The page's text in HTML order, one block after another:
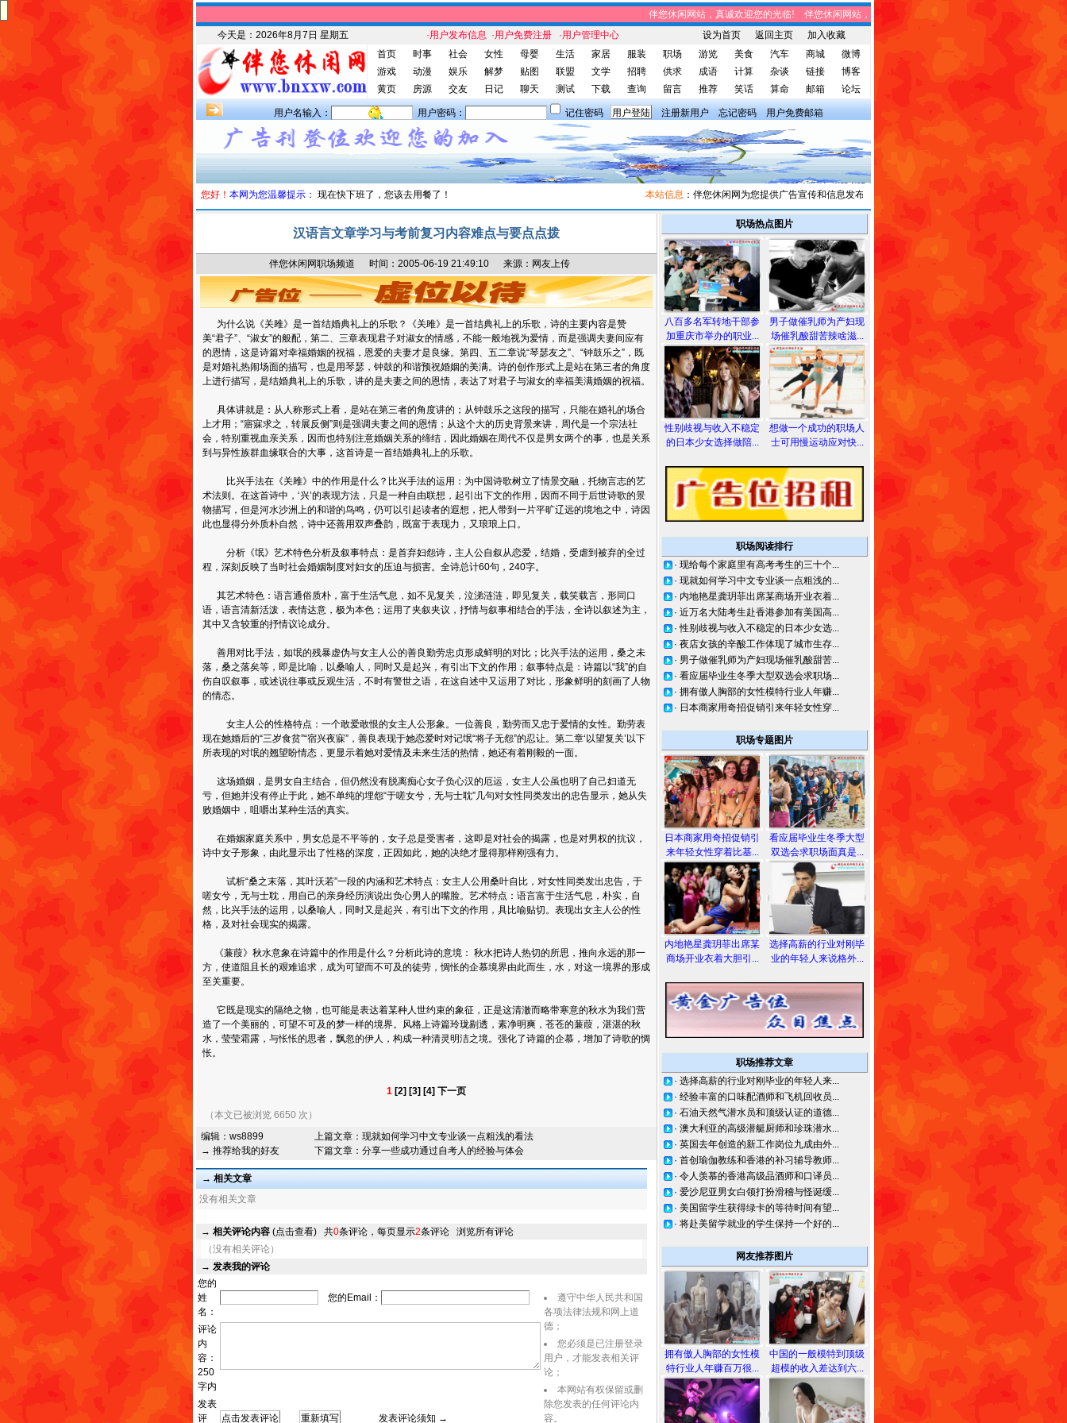
伴您休闲网站，真诚欢迎您的光临! 伴您休闲网站，将免费给您带来趣味时事、笑话集锦、家庭生
今天是： 2026年8月7日 星期五 ·用户发布信息 ·用户免费注册 ·用户管理中心 设为首页 返回主页
加入收藏
首页
时事 社会 女性 母婴 生活 家居 服装 职场 游览 美食 汽车 商城
微博
游戏
动漫 娱乐 解梦 贴图 联盟 文学 招聘 供求 成语 计算 杂谈 链接
博客
黄页
房源 交友 日记 聊天 测试 下载 查询 留言 推荐 笑话 算命 邮箱 论坛
用户名输入： 用户密码： 记住密码 注册新用户 忘记密码 用户免费邮箱
您好！ 本网为您温馨提示： 现在快下班了，您该去用餐了！ 本站信息：伴您休闲网为您提供广告宣传和信息发布，有需求者请与我们联系。
汉语言文章学习与考前复习内容难点与要点点拨
伴您休闲网职场频道 时间：2005-06-19 21:49:10 来源：网友上传
为什么说《关雎》是一首结婚典礼上的乐歌？《关雎》是一首结典礼上的乐歌，诗的主要内容是赞
美“君子”、“淑女”的般配，第二、三章表现君子对淑女的情感，不能一般地视为爱情，而是强调夫妻间应有
的恩情，这是诗篇对幸福婚姻的祝福，恩爱的夫妻才是良缘。第四、五二章说“琴瑟友之”、“钟鼓乐之”，既
是对婚礼热闹场面的描写，也是用琴瑟，钟鼓的和谐预祝婚姻的美满。诗的创作形式上是站在第三者的角度
上进行描写，是结婚典礼上的乐歌，讲的是夫妻之间的恩情，表达了对君子与淑女的幸福美满婚姻的祝福。
具体讲就是：从人称形式上看，是站在第三者的角度讲的；从钟鼓乐之这段的描写，只能在婚礼的场合
上才用；“寤寐求之，转展反侧”则是强调夫妻之间的恩情；从这个大的历史背景来讲，周代是一个宗法社
会，特别重视血亲关系，因而也特别注意婚姻关系的缔结，因此婚姻在周代不仅是男女两个的事，也是关系
到与异性族群血缘联合的大事，这首诗是一首结婚典礼上的乐歌。
比兴手法在《关雎》中的作用是什么？比兴手法的运用：为中国诗歌树立了情景交融，托物言志的艺
术法则。在这首诗中，‘兴’的表现方法，只是一种自由联想，起引出下文的作用，因而不同于后世诗歌的景
物描写，但是河水沙洲上的和谐的鸟鸣，仍可以引起读者的遐想，把人带到一片平旷辽远的境地之中，诗因
此也显得分外质朴自然，诗中还善用双声叠韵，既富于表现力，又琅琅上口。
分析《氓》艺术特色分析及叙事特点：是首弃妇怨诗，主人公自叙从恋爱，结婚，受虐到被弃的全过
程，深刻反映了当时社会婚姻制度对妇女的压迫与损害。全诗总计60句，240字。
其艺术特色：语言通俗质朴，富于生活气息，如不见复关，泣涕涟涟，即见复关，载笑载言，形同口
语，语言清新活泼，表情达意，极为本色；运用了夹叙夹议，抒情与叙事相结合的手法，全诗以叙述为主，
其中又含较重的抒情议论成分。
善用对比手法，如氓的残暴虚伪与女主人公的善良勤劳忠贞形成鲜明的对比；比兴手法的运用，桑之未
落，桑之落矣等，即是比喻，以桑喻人，同时又是起兴，有引出下文的作用；叙事特点是：诗篇以“我”的自
伤自叹叙事，或述说往事或反观生活，不时有警世之语，在这自述中又运用了对比，形象鲜明的刻画了人物
的情态。
女主人公的性格特点：一个敢爱敢恨的女主人公形象。一位善良，勤劳而又忠于爱情的女性。勤劳表
现在她婚后的“三岁食贫”“宿兴夜寐”，善良表现于她恋爱时对记氓“将子无怨”的忍让。第二章‘以望复关’以下
所表现的对氓的翘望盼情态，更显示着她对爱情及未来生活的热情，她还有着刚毅的一面。
这场婚姻，是男女自主结合，但仍然没有脱离痴心女子负心汉的厄运，女主人公虽也明了自己妇道无
亏，但她并没有停止于此，她不单纯的埋怨“于嗟女兮，无与士耽”几句对女性同类发出的忠告显示，她从失
败婚姻中，咀嚼出某种生活的真实。
在婚姻家庭关系中，男女总是不平等的，女子总是受害者，这即是对社会的揭露，也是对男权的抗议，
诗中女子形象，由此显示出了性格的深度，正因如此，她的决绝才显得那样刚强有力。
试析“桑之末落，其叶沃若”一段的内涵和艺术特点：女主人公用桑叶自比，对女性同类发出忠告，于
嗟女兮，无与士耽，用自己的亲身经历演说出负心男人的嘴脸。艺术特点：语言富于生活气息，朴实，自
然，比兴手法的运用，以桑喻人，同时又是起兴，有引出下文的作用，具比喻贴切。表现出女主人公的性
格，及对社会现实的揭露。
《蒹葭》秋水意象在诗篇中的作用是什么？分析此诗的意境： 秋水把诗人热切的所思，推向永远的那一
方，使道阻且长的艰难追求，成为可望而不可及的徒劳，惆怅的企慕境界由此而生，水，对这一境界的形成
至关重要。
它既是现实的隔绝之物，也可能是表达着某种人世约束的象征，正是这清澈而略带寒意的秋水为我们营
造了一个美丽的，可望不可及的梦一样的境界。风格上诗篇玲珑剔透，素净明爽，苍苍的蒹葭，湛湛的秋
水，莹莹霜露，与怅怅的思者，飘忽的伊人，构成一种清灵明洁之境。强化了诗篇的企慕，增加了诗歌的惆
怅。
1 [2] [3] [4] 下一页
（本文已被浏览 6650 次）
编辑： ws8899
→ 推荐给我的好友
上篇文章： 现就如何学习中文专业谈一点粗浅的看法
下篇文章： 分享一些成功通过自考人的经验与体会
→ 相关文章
没有相关文章
→ 相关评论内容 (点击查看) 共0条评论，每页显示2条评论 浏览所有评论
（没有相关评论）
→ 发表我的评论
您的
姓
名：
您的Email：
评论
内
容：
250
字内
发表
评
发表评论须知 →
遵守中华人民共和国
各项法律法规和网上道
德；
您必须是已注册登录
用户，才能发表相关评
论；
本网站有权保留或删
除您发表的任何评论内
容。
职场热点图片
八百多名军转地干部参
加重庆市举办的职业...
性别歧视与收入不稳定
的日本少女选择做陪...
男子做催乳师为产妇现
场催乳酸甜苦辣啥滋...
想做一个成功的职场人
士可用慢运动应对快...
职场阅读排行
· 现给每个家庭里有高考考生的三十个...
· 现就如何学习中文专业谈一点粗浅的...
· 内地艳星龚玥菲出席某商场开业衣着...
· 近万名大陆考生赴香港参加有美国高...
·性别歧视与收入不稳定的日本少女选...
· 夜店女孩的辛酸工作体现了城市生存...
· 男子做催乳师为产妇现场催乳酸甜苦...
· 看应届毕业生冬季大型双选会求职场...
· 拥有傲人胸部的女性模特行业人年赚...
· 日本商家用奇招促销引来年轻女性穿...
职场专题图片
日本商家用奇招促销引
来年轻女性穿着比基...
内地艳星龚玥菲出席某
商场开业衣着大胆引...
看应届毕业生冬季大型
双选会求职场面真是...
选择高薪的行业对刚毕
业的年轻人来说格外...
职场推荐文章
· 选择高薪的行业对刚毕业的年轻人来...
· 经验丰富的口味配酒师和飞机回收员...
· 石油天然气潜水员和顶级认证的道德...
· 澳大利亚的高级潜艇厨师和珍珠潜水...
· 英国去年创造的新工作岗位九成由外...
· 首创瑜伽教练和香港的补习辅导教师...
· 令人羡慕的香港高级品酒师和口译员...
· 爱沙尼亚男女白领打扮滑稽与怪诞缓...
· 美国留学生获得绿卡的等待时间有望...
· 将赴美留学就业的学生保持一个好的...
网友推荐图片
拥有傲人胸部的女性模
特行业人年赚百万很...
中国的一般模特到顶级
超模的收入差达到六...